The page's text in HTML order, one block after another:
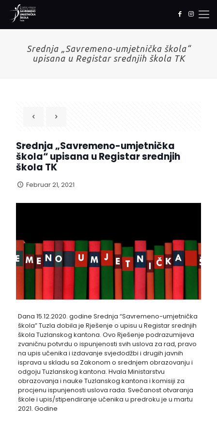
Srednja „Savremeno-umjetnička škola“
upisana u Registar srednjih škola TK
Srednja „Savremeno-umjetnička
škola“ upisana u Registar srednjih
škola TK
Februar 21, 2021
Dana 15.12.2020. godine Srednja “Savremeno-umjetnička
škola” Tuzla dobila je Rješenje o upisu u Registar srednjih
škola Tuzlanskog kantona. Ovo Rješenje podrazumijeva
zvaničnu potvrdu o ispunjenosti svih uslova za rad, pravo
na upis učenika i izdavanje svjedodžbi i drugih javnih
isprava u skladu sa Zakonom o srednjem obrazovanju i
odgoju Tuzlanskog kantona. Hvala Ministarstvu
obrazovanja i nauke Tuzlanskog kantona i komisiji za
procjenu ispunjenosti uslova rada. Svečanost otvaranja
škole i upis/stipendiranje učenika u predroku je u martu
2021. Godine